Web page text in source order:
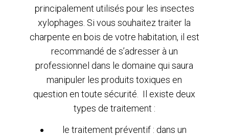
principalement utilisés pour les insectes
xylophages. Si vous souhaitez traiter la
charpente en bois de votre habitation, il est
recommandé de s’adresser à un
professionnel dans le domaine qui saura
manipuler les produits toxiques en
question en toute sécurité. Il existe deux
types de traitement :
le traitement préventif : dans un